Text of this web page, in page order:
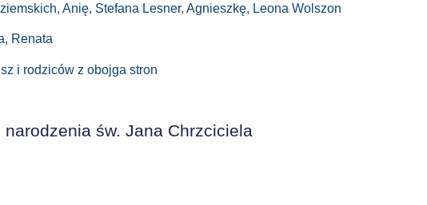
Anię, Stefana Lesner, Agnieszkę, Leona Wolszon
Renata
i rodziców z obojga stron
św. Jana Chrzciciela